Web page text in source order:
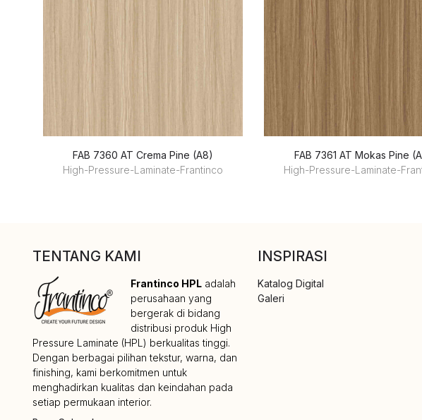
FAB 7360 AT Crema Pine (A8)
High-Pressure-Laminate-Frantinco
FAB 7361 AT Mokas Pine
High-Pressure-Laminate-
TENTANG KAMI
Frantinco HPLadalah
perusahaan yang
bergerak di bidang
distribusi produk High
Pressure Laminate (HPL) berkualitas tinggi.
Dengan berbagai pilihan tekstur, warna, dan
finishing, kami berkomitmen untuk
menghadirkan kualitas dan keindahan pada
setiap permukaan interior.
INSPIRASI
Katalog Digital
Galeri